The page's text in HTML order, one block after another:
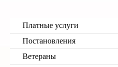
Платные услуги
Постановления
Ветераны